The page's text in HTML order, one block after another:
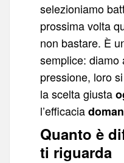
selezioniamo
prossima volta
non bastare. È
semplice: diamo
pressione, loro
la scelta giusta
l’efficacia
Quanto è
ti riguarda